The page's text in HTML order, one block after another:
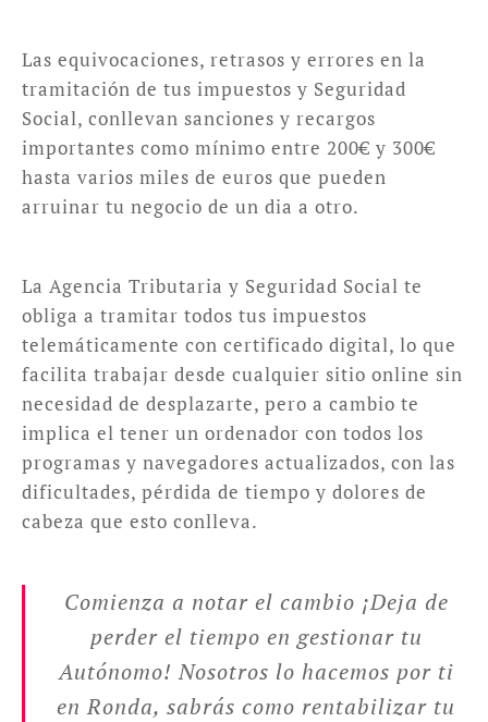
Las equivocaciones, retrasos y errores en la
tramitación de tus impuestos y Seguridad
Social, conllevan sanciones y recargos
importantes como mínimo entre 200€ y 300€
hasta varios miles de euros que pueden
arruinar tu negocio de un dia a otro.
La Agencia Tributaria y Seguridad Social te
obliga a tramitar todos tus impuestos
telemáticamente con certificado digital, lo que
facilita trabajar desde cualquier sitio online sin
necesidad de desplazarte, pero a cambio te
implica el tener un ordenador con todos los
programas y navegadores actualizados, con las
dificultades, pérdida de tiempo y dolores de
cabeza que esto conlleva.
Comienza a notar el cambio ¡Deja de
perder el tiempo en gestionar tu
Autónomo! Nosotros lo hacemos por ti
en Ronda, sabrás como rentabilizar tu